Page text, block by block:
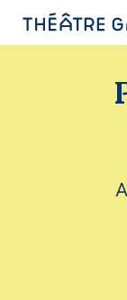
INFOS
AVEC
LES